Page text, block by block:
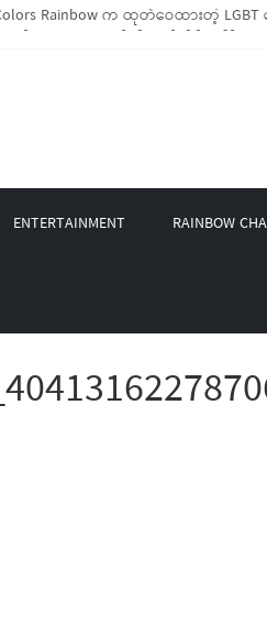
င်စု (၁၀၀၀)ကျော်ကို ကျပ်သိန်းပေါင်း(၄
အွန်လိုင်းသင်တန်းနှစ်ခု ဖွင့်လှစ်ပေးနိုင်ခဲ့
ENTERTAINMENT RAINBOW